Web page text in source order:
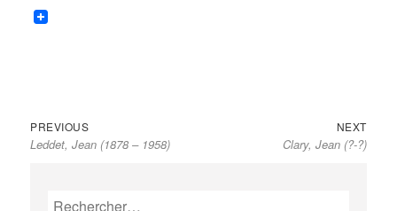
Navigation
de
PREVIOUSPrevious
post:
Leddet, Jean (1878 – 1958)
NEXTNext
post:
Clary, Jean (?-?)
Rechercher :